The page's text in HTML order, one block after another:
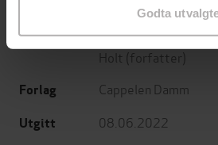
Godta
Forfattere Tor Åge Bringsværd
Holt (forfatter)
Forlag Cappelen Damm
Utgitt 08.06.2022